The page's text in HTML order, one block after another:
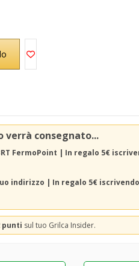
verrà consegnato...
FermoPoint | In regalo 5€
indirizzo | In regalo 5€
punti sul tuo Grilca Insider.